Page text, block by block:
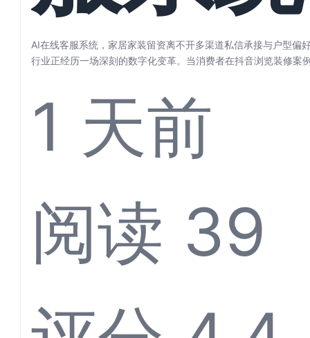
家居
留资
AI在线客服系统，家居家装留资离不开多渠道私信承接与户型偏
行业正经历一场深刻的数字化变革。当消费者在抖音浏览装修案
1 天前
阅读 39